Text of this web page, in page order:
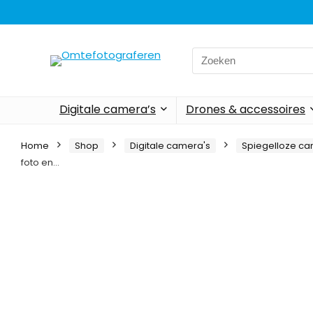
Search
for:
Digitale camera’s Drones & accessoires
Home Shop Digitale camera's Spiegelloze
foto en…